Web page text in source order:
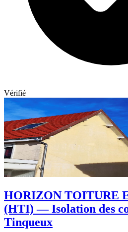
Vérifié
HORIZON TOITURE
(HTI) — Isolation des
Tinqueux